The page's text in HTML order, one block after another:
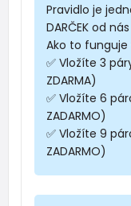
Pravidlo je
DARČEK od
Ako to funguje
✅ Vložíte 3
ZDARMA)
✅ Vložíte 6
ZADARMO)
✅ Vložíte 9
ZADARMO)